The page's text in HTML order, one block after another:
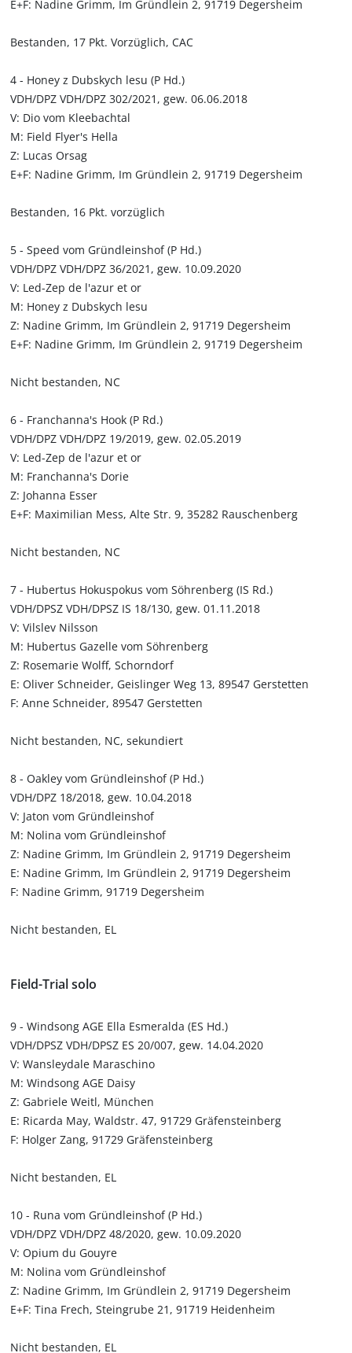
E+F: Nadine Grimm, Im Gründlein 2, 91719 Degersheim
Bestanden, 17 Pkt. Vorzüglich, CAC
4 - Honey z Dubskych lesu (P Hd.)
VDH/DPZ VDH/DPZ 302/2021, gew. 06.06.2018
V: Dio vom Kleebachtal
M: Field Flyer's Hella
Z: Lucas Orsag
E+F: Nadine Grimm, Im Gründlein 2, 91719 Degersheim
Bestanden, 16 Pkt. vorzüglich
5 - Speed vom Gründleinshof (P Hd.)
VDH/DPZ VDH/DPZ 36/2021, gew. 10.09.2020
V: Led-Zep de l'azur et or
M: Honey z Dubskych lesu
Z: Nadine Grimm, Im Gründlein 2, 91719 Degersheim
E+F: Nadine Grimm, Im Gründlein 2, 91719 Degersheim
Nicht bestanden, NC
6 - Franchanna's Hook (P Rd.)
VDH/DPZ VDH/DPZ 19/2019, gew. 02.05.2019
V: Led-Zep de l'azur et or
M: Franchanna's Dorie
Z: Johanna Esser
E+F: Maximilian Mess, Alte Str. 9, 35282 Rauschenberg
Nicht bestanden, NC
7 - Hubertus Hokuspokus vom Söhrenberg (IS Rd.)
VDH/DPSZ VDH/DPSZ IS 18/130, gew. 01.11.2018
V: Vilslev Nilsson
M: Hubertus Gazelle vom Söhrenberg
Z: Rosemarie Wolff, Schorndorf
E: Oliver Schneider, Geislinger Weg 13, 89547 Gerstetten
F: Anne Schneider, 89547 Gerstetten
Nicht bestanden, NC, sekundiert
8 - Oakley vom Gründleinshof (P Hd.)
VDH/DPZ 18/2018, gew. 10.04.2018
V: Jaton vom Gründleinshof
M: Nolina vom Gründleinshof
Z: Nadine Grimm, Im Gründlein 2, 91719 Degersheim
E: Nadine Grimm, Im Gründlein 2, 91719 Degersheim
F: Nadine Grimm, 91719 Degersheim
Nicht bestanden, EL
Field-Trial solo
9 - Windsong AGE Ella Esmeralda (ES Hd.)
VDH/DPSZ VDH/DPSZ ES 20/007, gew. 14.04.2020
V: Wansleydale Maraschino
M: Windsong AGE Daisy
Z: Gabriele Weitl, München
E: Ricarda May, Waldstr. 47, 91729 Gräfensteinberg
F: Holger Zang, 91729 Gräfensteinberg
Nicht bestanden, EL
10 - Runa vom Gründleinshof (P Hd.)
VDH/DPZ VDH/DPZ 48/2020, gew. 10.09.2020
V: Opium du Gouyre
M: Nolina vom Gründleinshof
Z: Nadine Grimm, Im Gründlein 2, 91719 Degersheim
E+F: Tina Frech, Steingrube 21, 91719 Heidenheim
Nicht bestanden, EL